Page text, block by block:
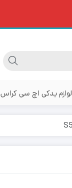
لوازم یدکی اچ سی کراس